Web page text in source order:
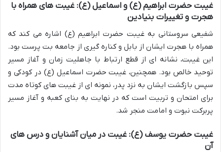
غیبت حضرت ابراهیم (ع) و اسماعیل (ع): غیبت های همراه با
هجرت و تغییرات بنیادین
شفیعی سروستانی به غیبت حضرت ابراهیم (ع) اشاره می کند که
همراه با هجرت ایشان از بابل و کناره گیری از جامعه بت پرست بود.
این غیبت، نشانه ای از قطع ارتباط با جاهلیت زمان و آغاز مسیر
توحید خالص بود. همچنین، غیبت حضرت اسماعیل (ع) در کودکی و
سپس بازگشت ایشان به نزد پدر، نمونه ای از غیبت های کوتاه مدت
برای امتحان و تربیت است که در نهایت به بنای کعبه و آغاز مسیر
پربرکت نبوت و امامت منجر شد.
غیبت حضرت یوسف (ع): غیبت در میان آشنایان و درس های
آن